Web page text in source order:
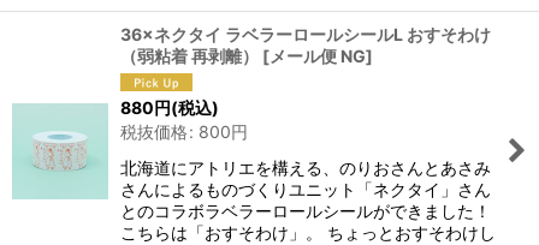
36×ネクタイ ラベラーロールシールL おすそわけ
（弱粘着 再剥離）
[メール便 NG]
880円(税込)
税抜価格: 800円
北海道にアトリエを構える、のりおさんとあさみ
さんによるものづくりユニット「ネクタイ」さん
とのコラボラベラーロールシールができました！
こちらは「おすそわけ」。 ちょっとおすそわけし